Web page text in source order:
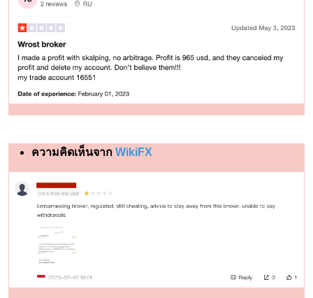
ความคิดเห็นจาก WikiFX